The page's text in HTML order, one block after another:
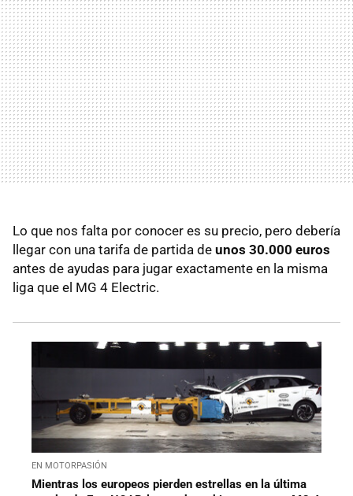
Lo que nos falta por conocer es su precio, pero debería
llegar con una tarifa de partida de unos 30.000 euros
antes de ayudas para jugar exactamente en la misma
liga que el MG 4 Electric.
EN MOTORPASIÓN
Mientras los europeos pierden estrellas en la última